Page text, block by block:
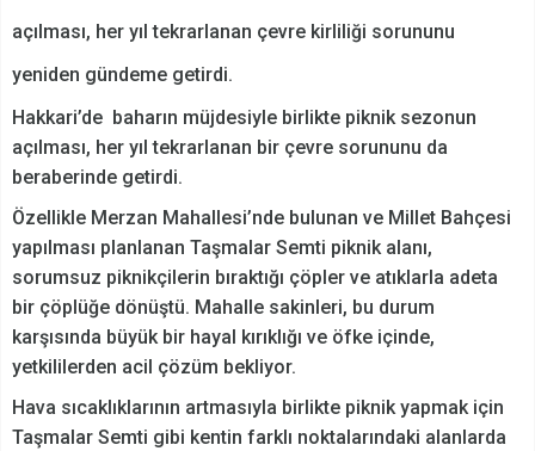
açılması, her yıl tekrarlanan çevre kirliliği sorununu
yeniden gündeme getirdi.
Hakkari’de baharın müjdesiyle birlikte piknik sezonun
açılması, her yıl tekrarlanan bir çevre sorununu da
beraberinde getirdi.
Özellikle Merzan Mahallesi’nde bulunan ve Millet Bahçesi
yapılması planlanan Taşmalar Semti piknik alanı,
sorumsuz piknikçilerin bıraktığı çöpler ve atıklarla adeta
bir çöplüğe dönüştü. Mahalle sakinleri, bu durum
karşısında büyük bir hayal kırıklığı ve öfke içinde,
yetkililerden acil çözüm bekliyor.
Hava sıcaklıklarının artmasıyla birlikte piknik yapmak için
Taşmalar Semti gibi kentin farklı noktalarındaki alanlarda